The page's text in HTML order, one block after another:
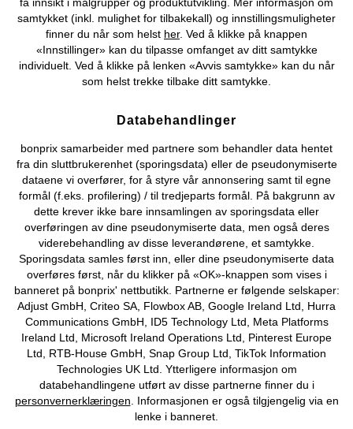
Du kan også finne oss på
Cookie-innstillinger
Om Oss Angre kjøp
© 2026 bonprix.
samtykket (inkl. mulighet for tilbakekall) og innstillingsmuligheter
finner du når som helst her. Ved å klikke på knappen
«Innstillinger» kan du tilpasse omfanget av ditt samtykke
individuelt. Ved å klikke på lenken «Avvis samtykke» kan du når
som helst trekke tilbake ditt samtykke.
Databehandlinger
bonprix samarbeider med partnere som behandler data hentet
fra din sluttbrukerenhet (sporingsdata) eller de pseudonymiserte
dataene vi overfører, for å styre vår annonsering samt til egne
formål (f.eks. profilering) / til tredjeparts formål. På bakgrunn av
dette krever ikke bare innsamlingen av sporingsdata eller
overføringen av dine pseudonymiserte data, men også deres
viderebehandling av disse leverandørene, et samtykke.
Sporingsdata samles først inn, eller dine pseudonymiserte data
overføres først, når du klikker på «OK»-knappen som vises i
banneret på bonprix' nettbutikk. Partnerne er følgende selskaper:
Adjust GmbH, Criteo SA, Flowbox AB, Google Ireland Ltd, Hurra
Communications GmbH, ID5 Technology Ltd, Meta Platforms
Ireland Ltd, Microsoft Ireland Operations Ltd, Pinterest Europe
Ltd, RTB-House GmbH, Snap Group Ltd, TikTok Information
Technologies UK Ltd. Ytterligere informasjon om
databehandlingene utført av disse partnerne finner du i
personvernerklæringen . Informasjonen er også tilgjengelig via en
lenke i banneret.